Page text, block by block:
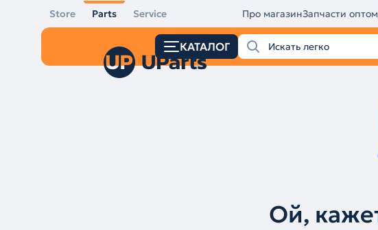
Store Parts Service Про магазинЗапчасти оптом
КАТАЛОГ
Ой,